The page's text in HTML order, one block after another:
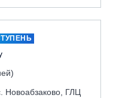
Новоабзаково, ГЛЦ